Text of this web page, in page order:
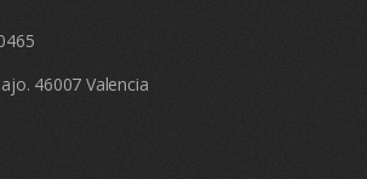
46007 Valencia